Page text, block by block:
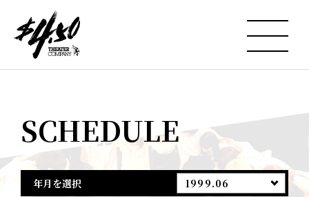
SCHEDULE
年月を選択 1999.06